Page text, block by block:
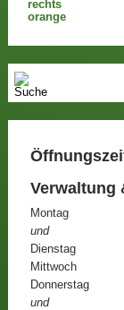
Verwaltung
Montag
und
Dienstag
Mittwoch
Donnerstag
und